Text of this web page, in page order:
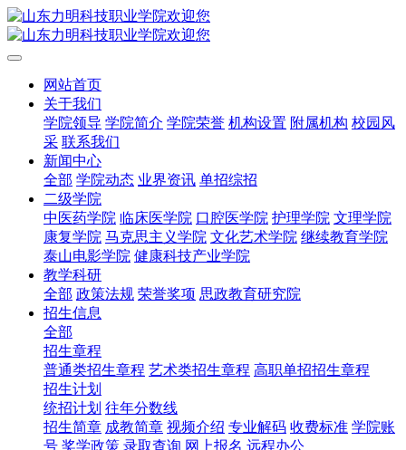
网站首页
关于我们
学院领导 学院简介 学院荣誉 机构设置 附属机构 校园风
采 联系我们
新闻中心
全部 学院动态 业界资讯 单招综招
二级学院
中医药学院 临床医学院 口腔医学院 护理学院 文理学院
康复学院 马克思主义学院 文化艺术学院 继续教育学院
泰山电影学院 健康科技产业学院
教学科研
全部 政策法规 荣誉奖项 思政教育研究院
招生信息
全部
招生章程
普通类招生章程 艺术类招生章程 高职单招招生章程
招生计划
统招计划 往年分数线
招生简章 成教简章 视频介绍 专业解码 收费标准 学院账
号 奖学政策 录取查询 网上报名 远程办公